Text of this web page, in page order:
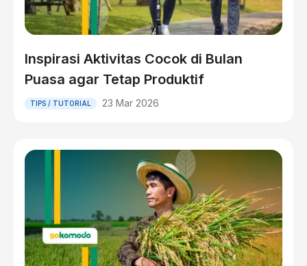
Inspirasi Aktivitas Cocok di Bulan
Puasa agar Tetap Produktif
TIPS / TUTORIAL 23 Mar 2026